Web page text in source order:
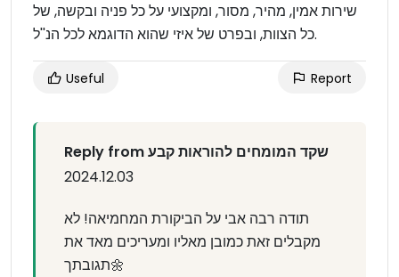
שירות אמין, מהיר, מסור, ומקצועי על כל פניה ובקשה, של
כל הצוות, ובפרט של איזי שהוא הדוגמא לכל הנ''ל.
Useful Report
Reply from שקד המומחים להוראות קבע
2024.12.03
תודה רבה אבי על הביקורת המחמיאה! לא
מקבלים זאת כמובן מאליו ומעריכים מאד את
תגובתך🌼